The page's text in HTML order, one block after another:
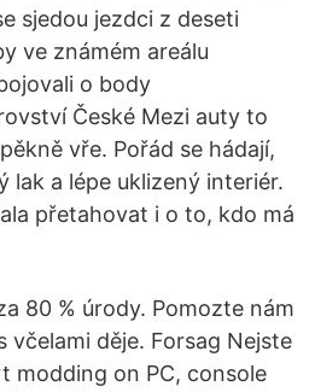
sjedou jezdci z deseti
ve známém areálu
o body
České Mezi auty to
vře. Pořád se hádají,
lak a lépe uklizený interiér.
přetahovat i o to, kdo má
80 % úrody. Pomozte nám
včelami děje. Forsag Nejste
modding on PC, console